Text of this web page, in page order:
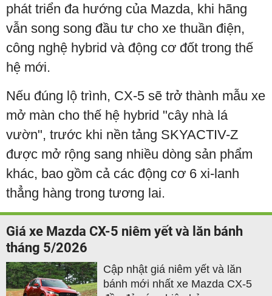
phát triển đa hướng của Mazda, khi hãng
vẫn song song đầu tư cho xe thuần điện,
công nghệ hybrid và động cơ đốt trong thế
hệ mới.
Nếu đúng lộ trình, CX-5 sẽ trở thành mẫu xe
mở màn cho thế hệ hybrid "cây nhà lá
vườn", trước khi nền tảng SKYACTIV-Z
được mở rộng sang nhiều dòng sản phẩm
khác, bao gồm cả các động cơ 6 xi-lanh
thẳng hàng trong tương lai.
Giá xe Mazda CX-5 niêm yết và lăn bánh
tháng 5/2026
Cập nhật giá niêm yết và lăn
bánh mới nhất xe Mazda CX-5